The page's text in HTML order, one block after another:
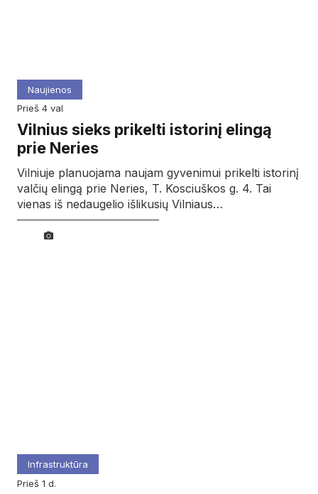
Naujienos
prieš 4 val
Vilnius sieks prikelti istorinį elingą
prie Neries
Vilniuje planuojama naujam gyvenimui prikelti istorinį
valčių elingą prie Neries, T. Kosciuškos g. 4. Tai
vienas iš nedaugelio išlikusių Vilniaus…
Infrastruktūra
prieš 1 d.